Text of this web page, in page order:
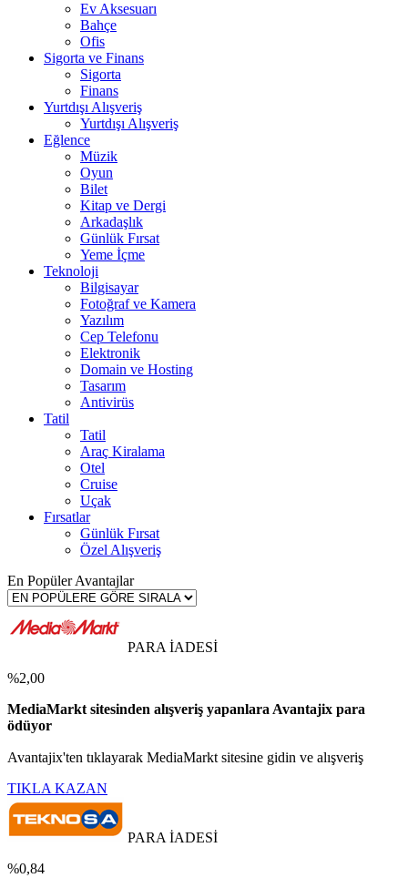
Ev Aksesuarı
Bahçe
Ofis
Sigorta ve Finans
Sigorta
Finans
Yurtdışı Alışveriş
Yurtdışı Alışveriş
Eğlence
Müzik
Oyun
Bilet
Kitap ve Dergi
Arkadaşlık
Günlük Fırsat
Yeme İçme
Teknoloji
Bilgisayar
Fotoğraf ve Kamera
Yazılım
Cep Telefonu
Elektronik
Domain ve Hosting
Tasarım
Antivirüs
Tatil
Tatil
Araç Kiralama
Otel
Cruise
Uçak
Fırsatlar
Günlük Fırsat
Özel Alışveriş
En Popüler Avantajlar
PARA İADESİ
%2,00
MediaMarkt sitesinden alışveriş yapanlara Avantajix para
ödüyor
Avantajix'ten tıklayarak MediaMarkt sitesine gidin ve alışveriş
TIKLA KAZAN
PARA İADESİ
%0,84